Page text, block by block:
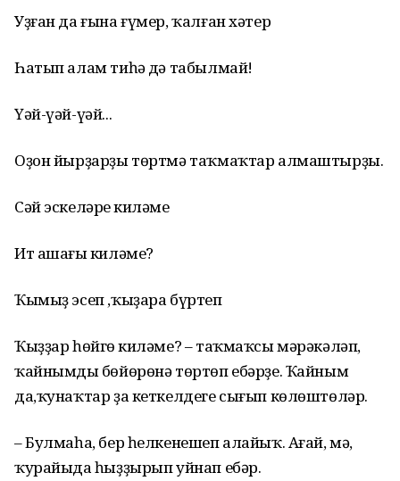
Уҙған да ғына ғүмер, ҡалған хәтер
Һатып алам тиһәң дә табылмай!
Үәй-үәй-үәй...
Оҙон йырҙарҙы төртмә таҡмаҡтар алмаштырҙы.
Сәй эскеләрең киләме
Ит ашағың киләме?
Ҡымыҙ эсеп ,ҡыҙара бүртеп
Ҡыҙҙар һөйгөң киләме? – таҡмаҡсы мәрәкәләп,
ҡайнымдың бөйөрөнә төртөп ебәрҙе. Ҡайным
да,ҡунаҡтар ҙа кеткелдеге сығып көлөштөләр.
– Булмаһа, бер һелкенешеп алайыҡ. Ағай, мә,
ҡурайыңда һыҙҙырып уйнап ебәр.